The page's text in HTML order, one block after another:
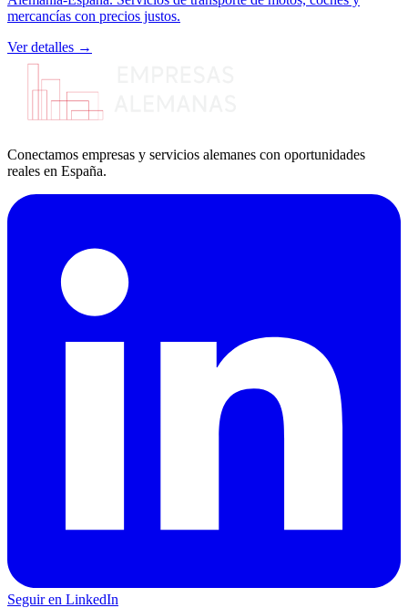
mercancías con precios justos.
Ver detalles →
Conectamos empresas y servicios alemanes con oportunidades
reales en España.
Seguir en LinkedIn